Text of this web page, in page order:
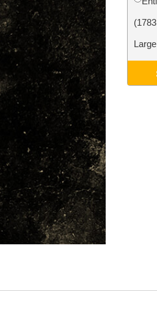
výcvik AI Video Editing Services